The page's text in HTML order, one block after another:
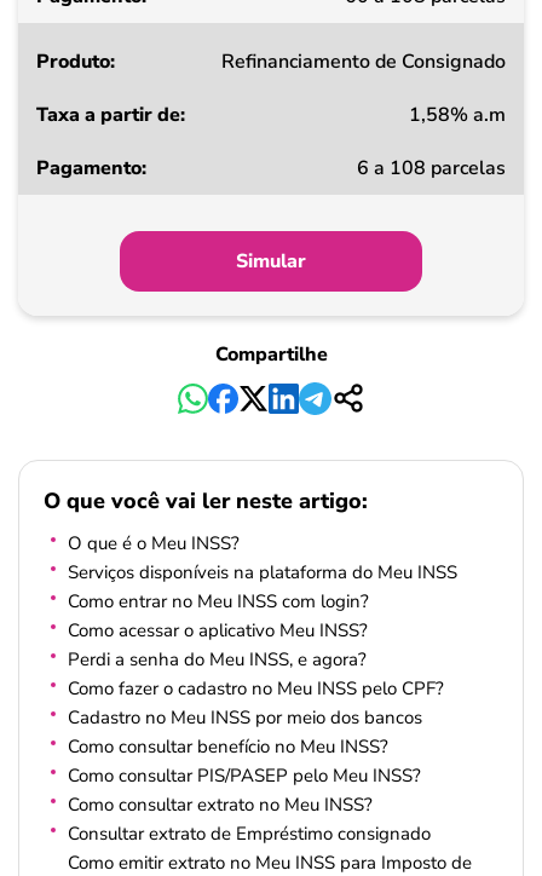
Refinanciamento de Consignado
1,58% a.m
6 a 108 parcelas
Simular
Compartilhe
O que você vai ler neste artigo:
O que é o Meu INSS?
Serviços disponíveis na plataforma do Meu INSS
Como entrar no Meu INSS com login?
Como acessar o aplicativo Meu INSS?
Perdi a senha do Meu INSS, e agora?
Como fazer o cadastro no Meu INSS pelo CPF?
Cadastro no Meu INSS por meio dos bancos
Como consultar benefício no Meu INSS?
Como consultar PIS/PASEP pelo Meu INSS?
Como consultar extrato no Meu INSS?
Consultar extrato de Empréstimo consignado
Como emitir extrato no Meu INSS para Imposto de